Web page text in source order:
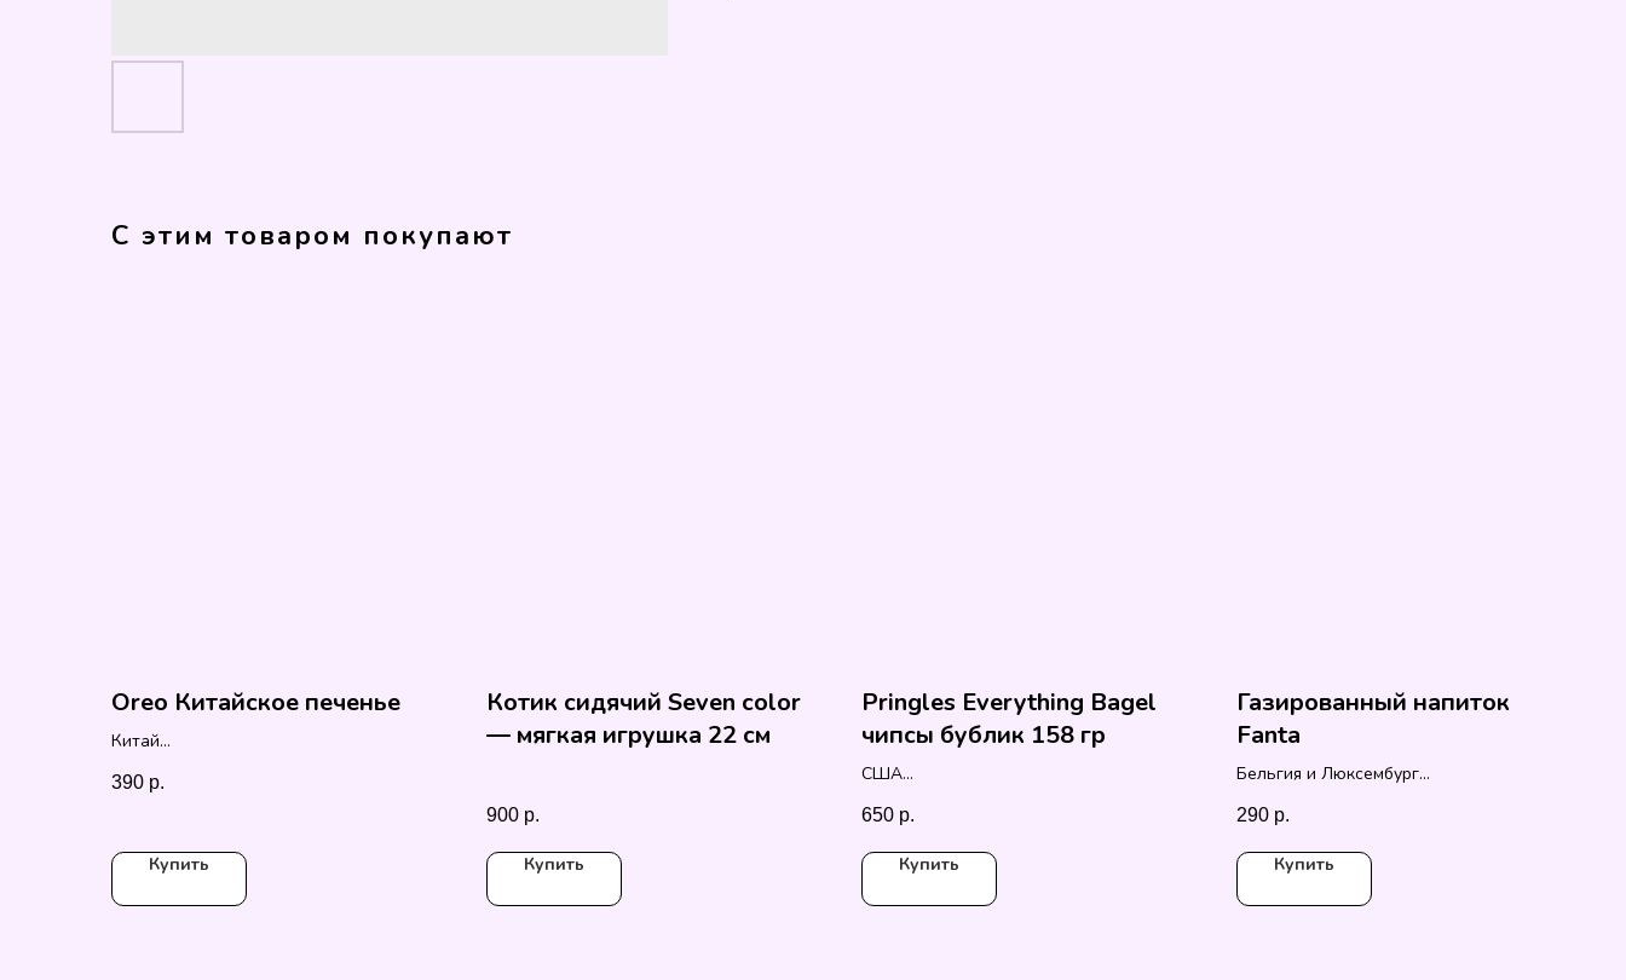
С этим товаром покупают
Oreo Китайское печенье
Китай
390 р.
Купить
Котик сидячий Seven color
— мягкая игрушка 22 см
900 р.
Купить
Pringles Everything Bagel
чипсы бублик 158 гр
США
650 р.
Купить
Газированный напиток
Fanta
Бельгия и Люксембург
290 р.
Купить